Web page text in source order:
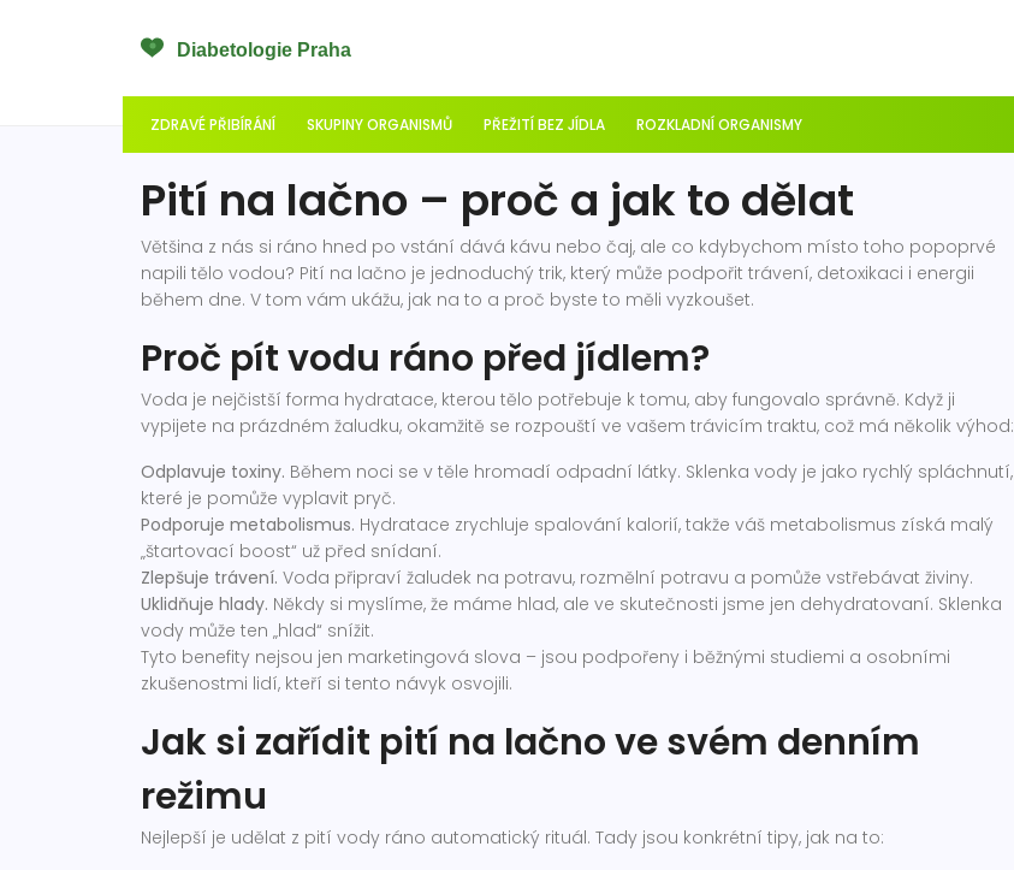
ZDRAVÉ PŘIBÍRÁNÍ SKUPINY ORGANISMŮ PŘEŽITÍ BEZ JÍDLA ROZKLADNÍ ORGANISMY
Pití na lačno – proč a jak to dělat
Většina z nás si ráno hned po vstání dává kávu nebo čaj, ale co kdybychom místo toho popoprvé
napili tělo vodou? Pití na lačno je jednoduchý trik, který může podpořit trávení, detoxikaci i energii
během dne. V tom vám ukážu, jak na to a proč byste to měli vyzkoušet.
Proč pít vodu ráno před jídlem?
Voda je nejčistší forma hydratace, kterou tělo potřebuje k tomu, aby fungovalo správně. Když ji
vypijete na prázdném žaludku, okamžitě se rozpouští ve vašem trávicím traktu, což má několik výhod:
Odplavuje toxiny. Během noci se v těle hromadí odpadní látky. Sklenka vody je jako rychlý spláchnutí,
které je pomůže vyplavit pryč.
Podporuje metabolismus. Hydratace zrychluje spalování kalorií, takže váš metabolismus získá malý
„štartovací boost“ už před snídaní.
Zlepšuje trávení. Voda připraví žaludek na potravu, rozmělní potravu a pomůže vstřebávat živiny.
Uklidňuje hlady. Někdy si myslíme, že máme hlad, ale ve skutečnosti jsme jen dehydratovaní. Sklenka
vody může ten „hlad“ snížit.
Tyto benefity nejsou jen marketingová slova – jsou podpořeny i běžnými studiemi a osobními
zkušenostmi lidí, kteří si tento návyk osvojili.
Jak si zařídit pití na lačno ve svém denním
režimu
Nejlepší je udělat z pití vody ráno automatický rituál. Tady jsou konkrétní tipy, jak na to: